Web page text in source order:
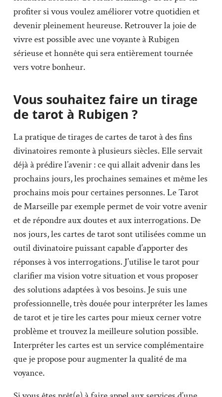
profiter si vous voulez améliorer votre quotidien et
devenir pleinement heureuse. Retrouver la joie de
vivre est possible avec une voyante à Rubigen
sérieuse et honnête qui sera entièrement tournée
vers votre bonheur.
Vous souhaitez faire un tirage
de tarot à Rubigen ?
La pratique de tirages de cartes de tarot à des fins
divinatoires remonte à plusieurs siècles. Elle servait
déjà à prédire l’avenir : ce qui allait advenir dans les
prochains jours, les prochaines semaines et même les
prochains mois pour certaines personnes. Le Tarot
de Marseille par exemple permet de voir votre avenir
et de répondre aux doutes et aux interrogations. De
nos jours, les cartes de tarot sont utilisées comme un
outil divinatoire puissant capable d’apporter des
réponses à vos interrogations. J’utilise le tarot pour
clarifier ma vision votre situation et vous proposer
des solutions adaptées à vos besoins. Je suis une
professionnelle, très douée pour interpréter les lames
de tarot et je tire les cartes pour mieux cerner votre
problème et trouvez la meilleure solution possible.
Interpréter les cartes est un service complémentaire
que je propose pour augmenter la qualité de ma
voyance.